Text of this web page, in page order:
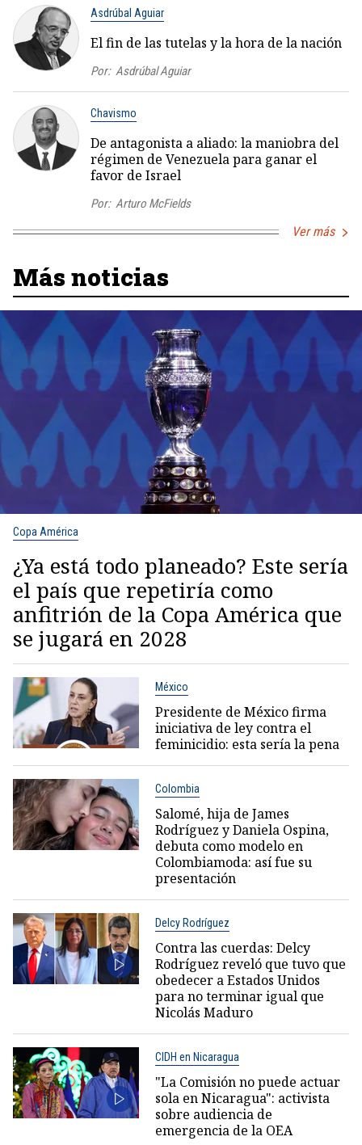
Asdrúbal Aguiar
El fin de las tutelas y la hora de la nación
Por: Asdrúbal Aguiar
Chavismo
De antagonista a aliado: la maniobra del
régimen de Venezuela para ganar el
favor de Israel
Por: Arturo McFields
Ver más
Más noticias
Copa América
¿Ya está todo planeado? Este sería
el país que repetiría como
anfitrión de la Copa América que
se jugará en 2028
México
Presidente de México firma
iniciativa de ley contra el
feminicidio: esta sería la pena
Colombia
Salomé, hija de James
Rodríguez y Daniela Ospina,
debuta como modelo en
Colombiamoda: así fue su
presentación
Delcy Rodríguez
Contra las cuerdas: Delcy
Rodríguez reveló que tuvo que
obedecer a Estados Unidos
para no terminar igual que
Nicolás Maduro
CIDH en Nicaragua
"La Comisión no puede actuar
sola en Nicaragua": activista
sobre audiencia de
emergencia de la OEA